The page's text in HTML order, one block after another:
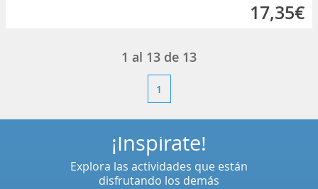
17,35€
1 al 13 de 13
1
¡Inspírate!
Explora las actividades que están
disfrutando los demás